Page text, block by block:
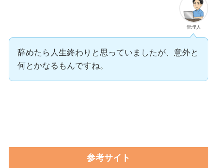
管理人
辞めたら人生終わりと思っていましたが、意外と
何とかなるもんですね。
参考サイト